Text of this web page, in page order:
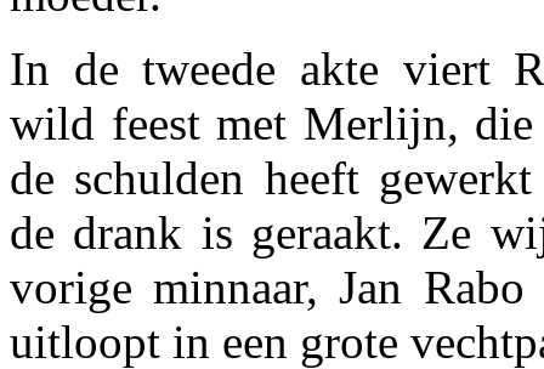
In de tweede akte viert
wild feest met Merlijn,
de schulden heeft
de drank is geraakt. Ze
vorige minnaar, Jan
uitloopt in een grote